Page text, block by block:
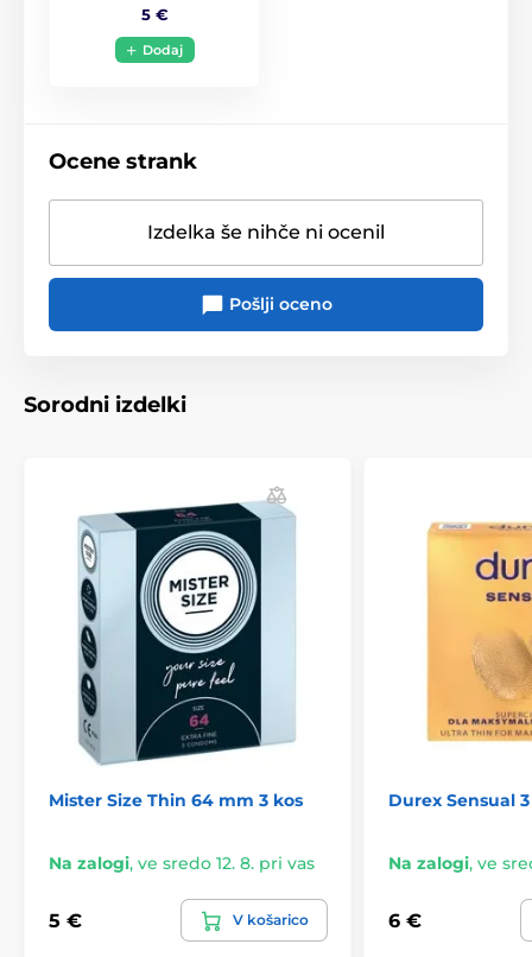
5 €
Dodaj
Ocene strank
Izdelka še nihče ni ocenil
Pošlji oceno
Sorodni izdelki
Mister Size Thin 64 mm 3 kos
Na zalogi, ve sredo 12. 8. pri vas
5 € V košarico
Durex Sensual
Na zalogi, ve
6 €